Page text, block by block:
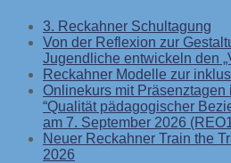
3. Reckahner Schultagung
Von der Reflexion zur
Jugendliche entwickeln den
Reckahner Modelle zur
Onlinekurs mit
“Qualität pädagogischer
am 7. September 2026
Neuer Reckahner Train the
2026